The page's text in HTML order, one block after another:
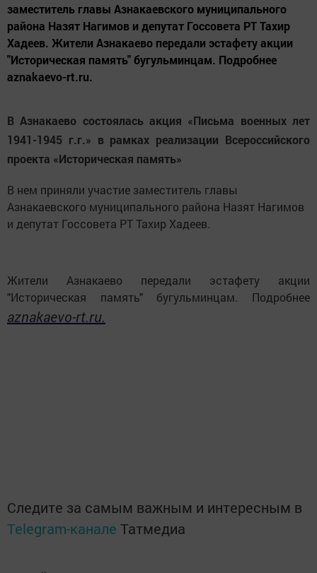
заместитель главы Азнакаевского муниципального
района Назят Нагимов и депутат Госсовета РТ Тахир
Хадеев. Жители Азнакаево передали эстафету акции
"Историческая память" бугульминцам. Подробнее
aznakaevo-rt.ru.
В Азнакаево состоялась акция «Письма военных лет
1941-1945 г.г.» в рамках реализации Всероссийского
проекта «Историческая память»
В нем приняли участие заместитель главы
Азнакаевского муниципального района Назят Нагимов
и депутат Госсовета РТ Тахир Хадеев.
Жители Азнакаево передали эстафету акции
"Историческая память" бугульминцам. Подробнее
aznakaevo-rt.ru.
Следите за самым важным и интересным в
Telegram-канале Татмедиа